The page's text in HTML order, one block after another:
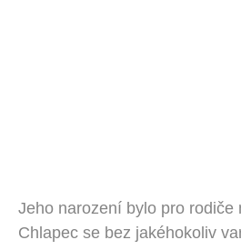
Jeho narození bylo pro rodiče
Chlapec se bez jakéhokoliv